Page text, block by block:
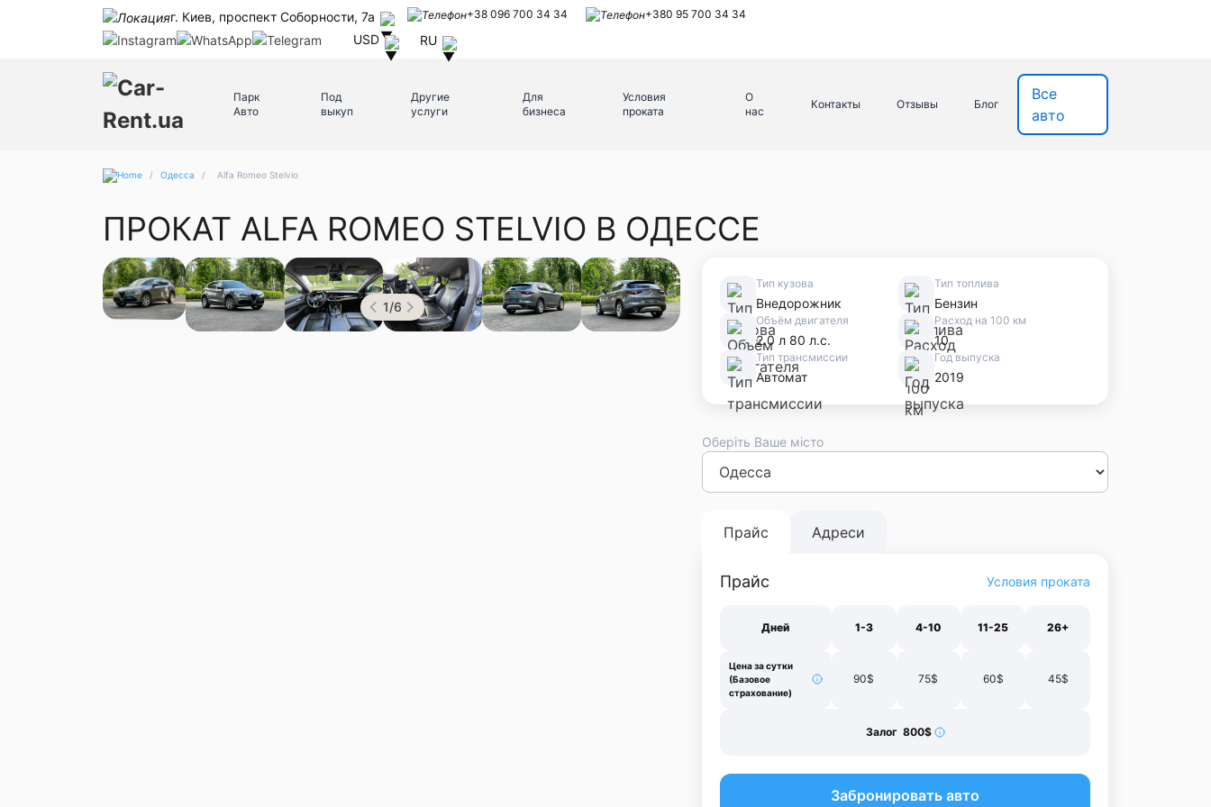
г. Киев, проспект Соборности, 7а +38 096 700 34 34 +380 95 700 34 34
USD RU
Парк
Авто
Под
выкуп
Другие
услуги
Для
бизнеса
Условия
проката
О
нас
Контакты Отзывы Блог
Все
авто
/ Одесса / Alfa Romeo Stelvio
ПРОКАТ ALFA ROMEO STELVIO В ОДЕССЕ
1/6
Тип кузова
Внедорожник
Тип топлива
Бензин
Объём двигателя
2.0 л 80 л.с.
Расход на 100 км
10
Тип трансмиссии
Автомат
Год выпуска
2019
Оберіть Ваше місто
КиевЛьвовОдесса
Франковск
Прайс Адреси
Прайс Условия проката
Дней 1-3 4-10 11-25 26+
Цена за сутки
(Базовое
страхование)
90$ 75$ 60$ 45$
Залог 800$
Забронировать авто